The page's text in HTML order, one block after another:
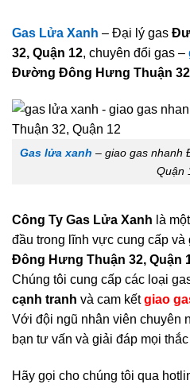
Gas Lửa Xanh – Đại lý gas
32, Quận 12, chuyên đổi gas –
Đường Đông Hưng Thuận
Gas lửa xanh – giao gas nhanh
Quận
Công Ty Gas Lửa Xanh là
đầu trong lĩnh vực cung cấp và
Đông Hưng Thuận 32, Quận
Chúng tôi cung cấp các loại
cạnh tranh và cam kếtgiao
Với đội ngũ nhân viên chuyên
bạn tư vấn và giải đáp mọi thắc
Hãy gọi cho chúng tôi qua